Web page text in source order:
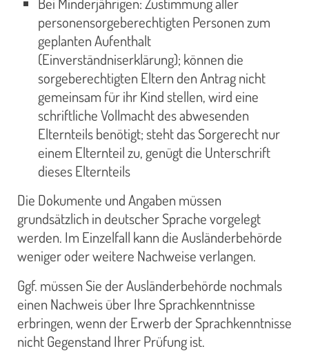
personensorgeberechtigten Personen zum
geplanten Aufenthalt
(Einverständniserklärung); können die
sorgeberechtigten Eltern den Antrag nicht
gemeinsam für ihr Kind stellen, wird eine
schriftliche Vollmacht des abwesenden
Elternteils benötigt; steht das Sorgerecht nur
einem Elternteil zu, genügt die Unterschrift
dieses Elternteils
Die Dokumente und Angaben müssen
grundsätzlich in deutscher Sprache vorgelegt
werden. Im Einzelfall kann die Ausländerbehörde
weniger oder weitere Nachweise verlangen.
Ggf. müssen Sie der Ausländerbehörde nochmals
einen Nachweis über Ihre Sprachkenntnisse
erbringen, wenn der Erwerb der Sprachkenntnisse
nicht Gegenstand Ihrer Prüfung ist.